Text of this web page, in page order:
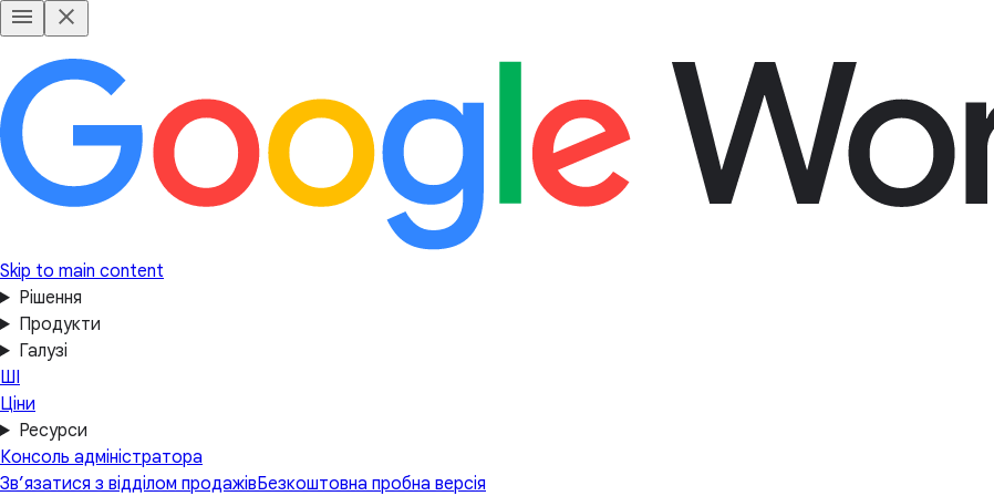
Skip to main content
Рішення
Продукти
Галузі
ШІ
Ціни
Ресурси
Консоль адміністратора
Зв’язатися з відділом продажівБезкоштовна пробна версія